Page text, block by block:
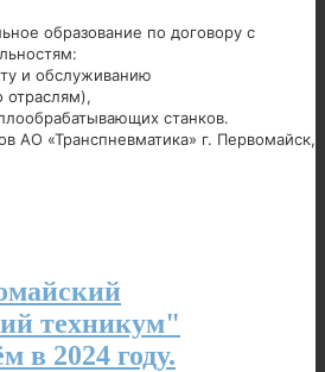
образование по договору с
и обслуживанию
отраслям),
станков.
АО «Транспневматика» г. Первомайск,
техникум"
в 2024 году.